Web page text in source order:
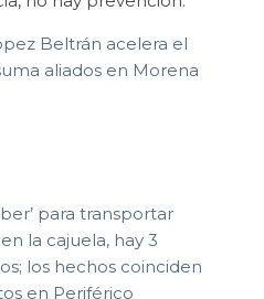
Beltrán acelera el
aliados en Morena
para transportar
la cajuela, hay 3
los hechos coinciden
en Periférico